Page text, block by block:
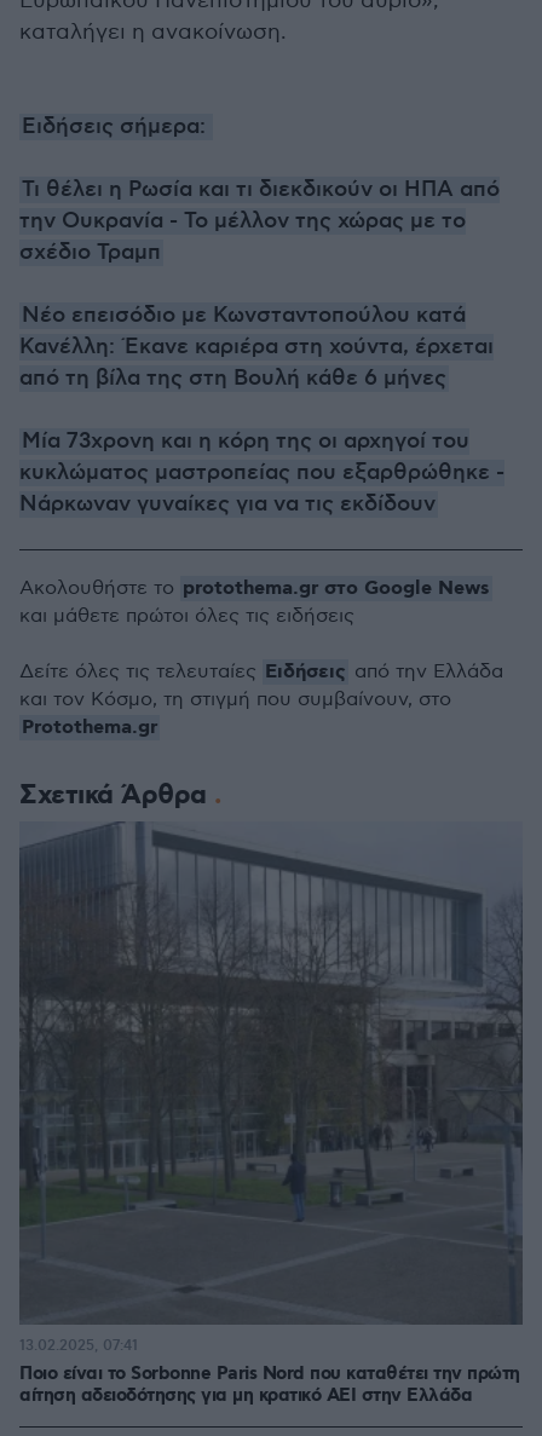
καταλήγει η ανακοίνωση.
Ειδήσεις σήμερα:
Τι θέλει η Ρωσία και τι διεκδικούν οι ΗΠΑ από
την Ουκρανία - Το μέλλον της χώρας με το
σχέδιο Τραμπ
Νέο επεισόδιο με Κωνσταντοπούλου κατά
Κανέλλη: Έκανε καριέρα στη χούντα, έρχεται
από τη βίλα της στη Βουλή κάθε 6 μήνες
Μία 73χρονη και η κόρη της οι αρχηγοί του
κυκλώματος μαστροπείας που εξαρθρώθηκε -
Νάρκωναν γυναίκες για να τις εκδίδουν
Σχετικά Άρθρα
Ποιο είναι το Sorbonne Paris Nord που καταθέτει την πρώτη
αίτηση αδειοδότησης για μη κρατικό ΑΕΙ στην Ελλάδα
13.02.2025, 07:41
Ακολουθήστε το protothema.gr στο Google News
και μάθετε πρώτοι όλες τις ειδήσεις
Δείτε όλες τις τελευταίες Ειδήσεις από την Ελλάδα
και τον Κόσμο, τη στιγμή που συμβαίνουν, στο
Protothema.gr